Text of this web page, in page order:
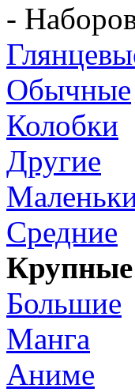
-
Обычные
Колобки
Другие
Средние
Крупные
Большие
Манга
Аниме